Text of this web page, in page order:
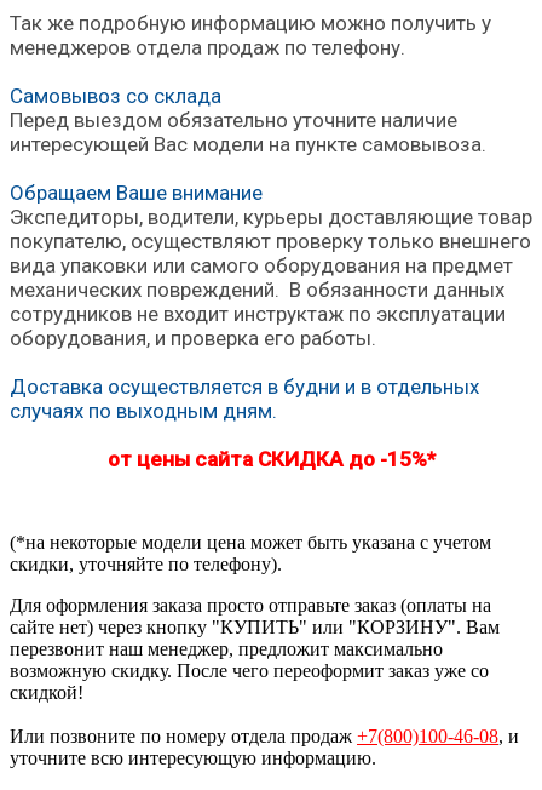
Так же подробную информацию можно получить у
менеджеров отдела продаж по телефону.
Самовывоз со склада
Перед выездом обязательно уточните наличие
интересующей Вас модели на пункте самовывоза.
Обращаем Ваше внимание
Экспедиторы, водители, курьеры доставляющие товар
покупателю, осуществляют проверку только внешнего
вида упаковки или самого оборудования на предмет
механических повреждений. В обязанности данных
сотрудников не входит инструктаж по эксплуатации
оборудования, и проверка его работы.
Доставка осуществляется в будни и в отдельных
случаях по выходным дням.
от цены сайта СКИДКА до -15%*
(*на некоторые модели цена может быть указана с учетом
скидки, уточняйте по телефону).
Для оформления заказа просто отправьте заказ (оплаты на
сайте нет) через кнопку "КУПИТЬ" или "КОРЗИНУ". Вам
перезвонит наш менеджер, предложит максимально
возможную скидку. После чего переоформит заказ уже со
скидкой!
Или позвоните по номеру отдела продаж +7(800)100-46-08, и
уточните всю интересующую информацию.